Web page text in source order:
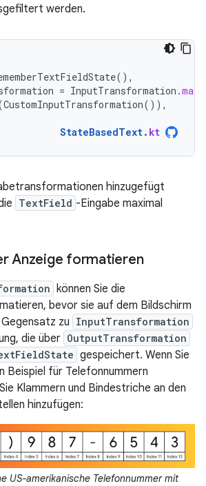
werden.
(),
= InputTransformation .
CustomInputTransformation()),
StateBasedText. kt
hinzugefügt
TextField -Eingabe maximal
Anzeige formatieren
können Sie die
bevor sie auf dem Bildschirm
zu InputTransformation
die über OutputTransformation
gespeichert. Wenn Sie
Beispiel für Telefonnummern
Klammern und Bindestriche an den
hinzufügen:
US-amerikanische Telefonnummer mit